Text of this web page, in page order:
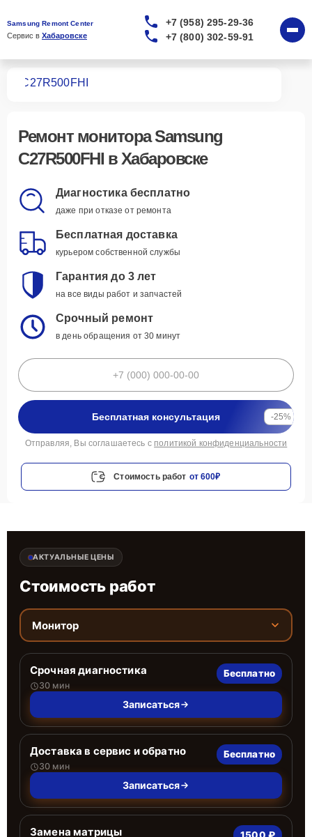
Samsung Remont Center
Сервис в Хабаровске
+7 (958) 295-29-36
+7 (800) 302-59-91
C27R500FHI
Ремонт монитора Samsung
C27R500FHI в Хабаровске
Диагностика бесплатно
даже при отказе от ремонта
Бесплатная доставка
курьером собственной службы
Гарантия до 3 лет
на все виды работ и запчастей
Срочный ремонт
в день обращения от 30 минут
Бесплатная консультация -25%
Отправляя, Вы соглашаетесь с политикой конфиденциальности
Стоимость работ от 600₽
АКТУАЛЬНЫЕ ЦЕНЫ
Стоимость работ
Монитор
Срочная диагностика
30 мин
Бесплатно
Записаться
Доставка в сервис и обратно
30 мин
Бесплатно
Записаться
Замена матрицы